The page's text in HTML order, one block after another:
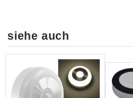
siehe auch